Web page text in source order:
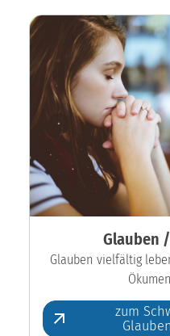
Glauben
Glauben vielfältig
zum